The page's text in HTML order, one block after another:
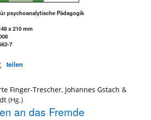
psychoanalytische Pädagogik
x 210 mm
7
teilen
Finger-Trescher, Johannes Gstach &
an das Fremde